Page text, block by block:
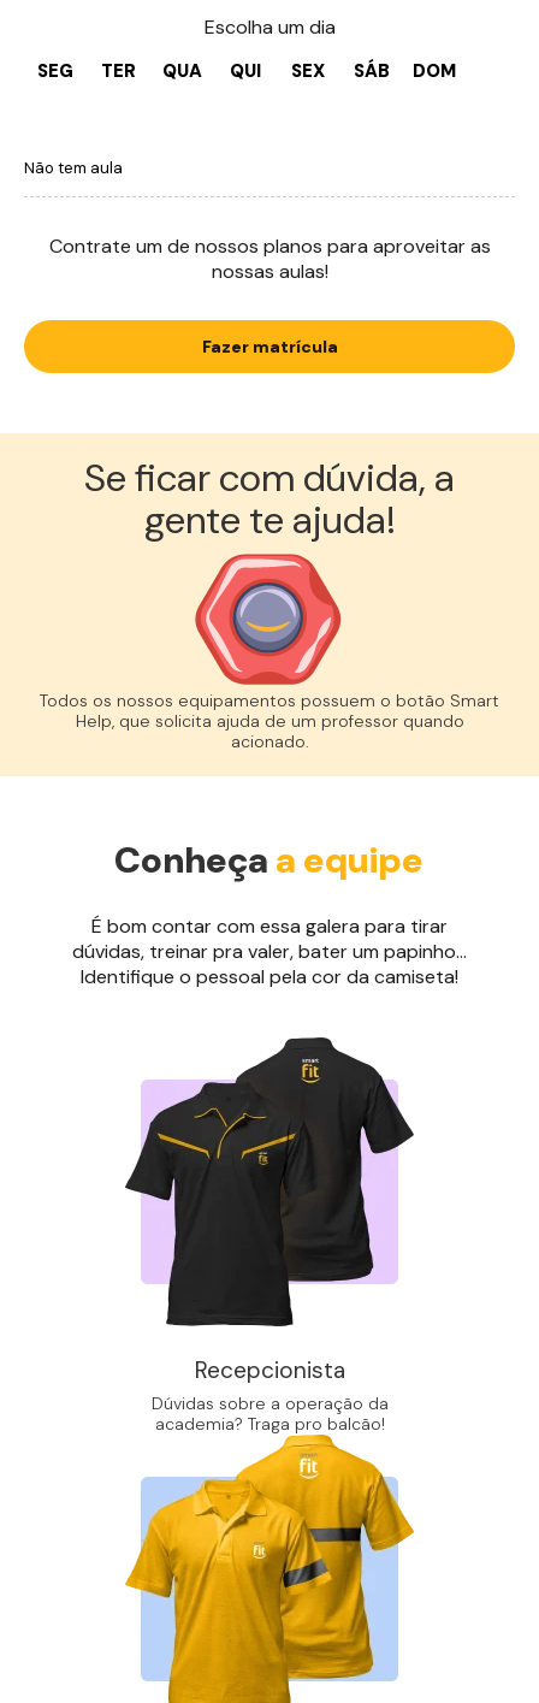
Escolha um dia
SEG TER QUA QUI SEX SÁB DOM
Não tem aula
Contrate um de nossos planos para aproveitar as
nossas aulas!
Fazer matrícula
Se ficar com dúvida, a
gente te ajuda!︎
Todos os nossos equipamentos possuem o botão Smart
Help, que solicita ajuda de um professor quando
acionado.
Conheça a equipe
É bom contar com essa galera para tirar
dúvidas, treinar pra valer, bater um papinho...
Identifique o pessoal pela cor da camiseta!
Recepcionista
Dúvidas sobre a operação da
academia? Traga pro balcão!